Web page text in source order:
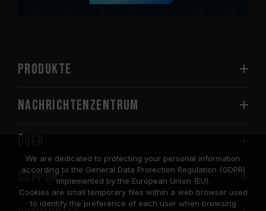
PRODUKTE
Nachrichtenzentrum
SUPPORT
We are dedicated to protecting your personal information
according to the General Data Protection Regulation (GDPR)
implemented by the European Union (EU).
Cookies are small temporary files within a web browser used
to identify the preference of each user when browsing